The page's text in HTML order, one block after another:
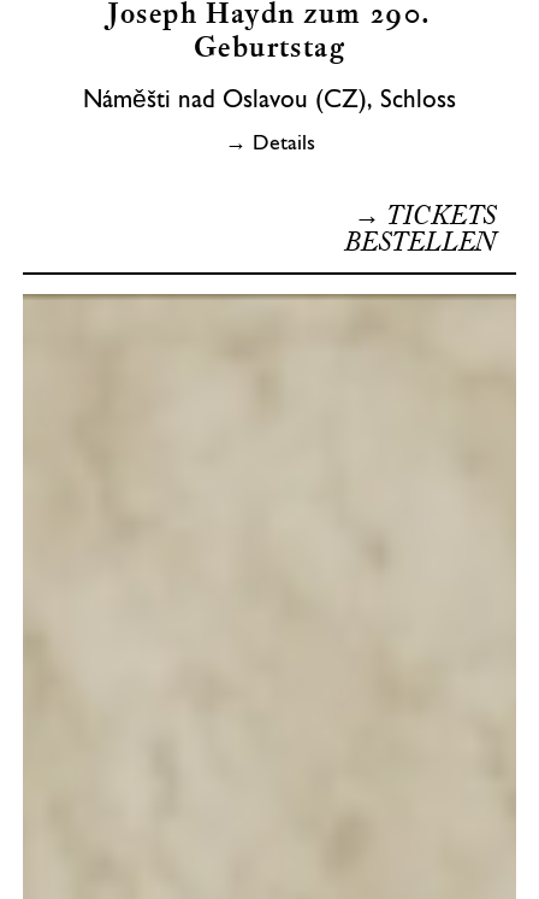
Joseph Haydn zum 290.
Geburtstag
Náměšti nad Oslavou (CZ), Schloss
→ Details
→ TICKETS
BESTELLEN